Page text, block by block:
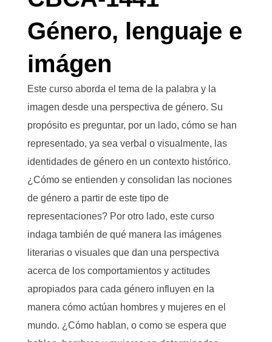
Género, lenguaje e
imágen
Este curso aborda el tema de la palabra y la
imagen desde una perspectiva de género. Su
propósito es preguntar, por un lado, cómo se han
representado, ya sea verbal o visualmente, las
identidades de género en un contexto histórico.
¿Cómo se entienden y consolidan las nociones
de género a partir de este tipo de
representaciones? Por otro lado, este curso
indaga también de qué manera las imágenes
literarias o visuales que dan una perspectiva
acerca de los comportamientos y actitudes
apropiados para cada género influyen en la
manera cómo actúan hombres y mujeres en el
mundo. ¿Cómo hablan, o como se espera que